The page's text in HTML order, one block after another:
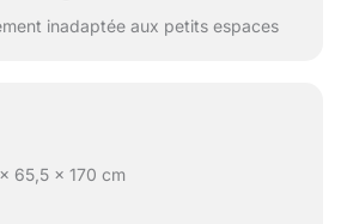
inadaptée aux petits espaces
65,5 x 170 cm